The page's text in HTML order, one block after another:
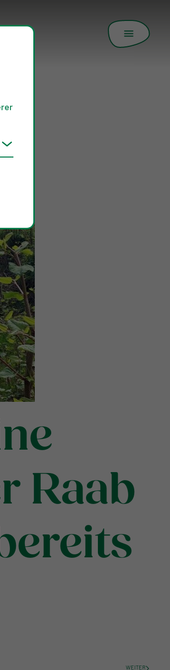
Raab
WEITER